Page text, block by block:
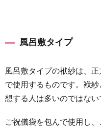
マナー
席しよ
う
風呂敷タイプ
風呂敷タイプの袱紗は、
で使用するものです。袱
想する人は多いのではない
ご祝儀袋を包んで使用し